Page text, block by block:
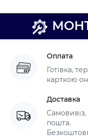
Оплата
Готівка,
карткою
Доставка
пошта.